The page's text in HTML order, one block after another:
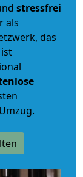
stressfrei
als
das